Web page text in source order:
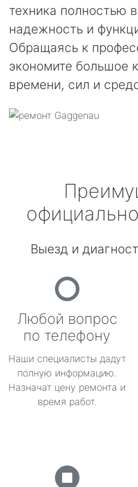
техника полностью
надежность и
Обращаясь к
экономите большое
времени, сил и
Выезд и
Любой вопрос
по телефону
Наши специалисты дадут
полную информацию.
Назначат цену ремонта и
время работ.